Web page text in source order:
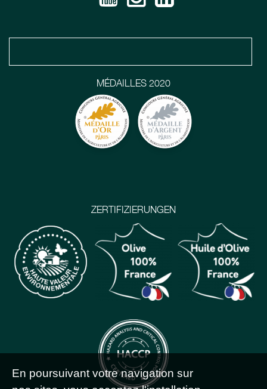
ZERTIFIZIERUNGEN
MÉDAILLES 2020
En poursuivant votre navigation sur